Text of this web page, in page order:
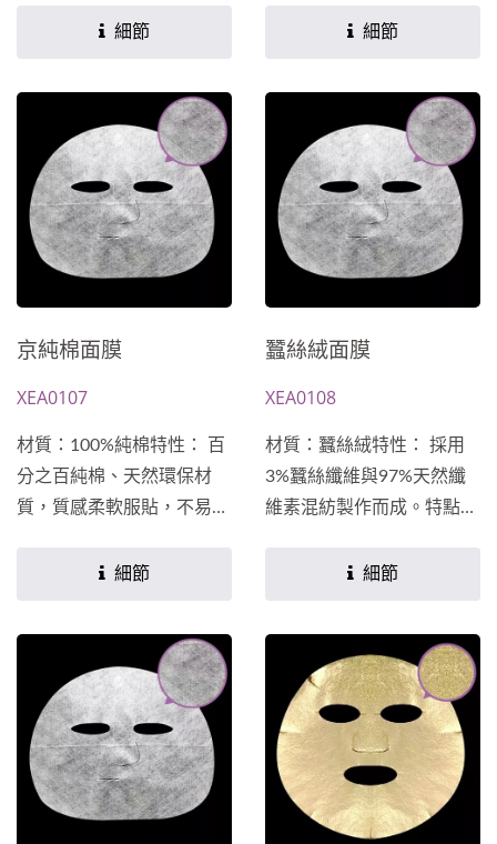
觸。 2.高滲透力、高鎖水
省精華液用量又能平均滲
細節
時，緊密吸附皮膚表面，比
的厚薄度，易不統一)★主
成分及功能訴求均可依客戶
需求設計開發專屬於您的配
方★
細節
京純棉面膜
XEA0107
材質：100%純棉特性： 百
分之百純棉、天然環保材
質，質感柔軟服貼，不易產
水性與保濕性。★主成分及
計開發專屬於您的配方★
細節
蠶絲絨面膜
XEA0108
材質：蠶絲絨特性： 採用
3%蠶絲纖維與97%天然纖
維素混紡製作而成。特點為
輕薄，敷感透明清爽無負
可依客戶需求設計開發專屬
於您的配方★
細節